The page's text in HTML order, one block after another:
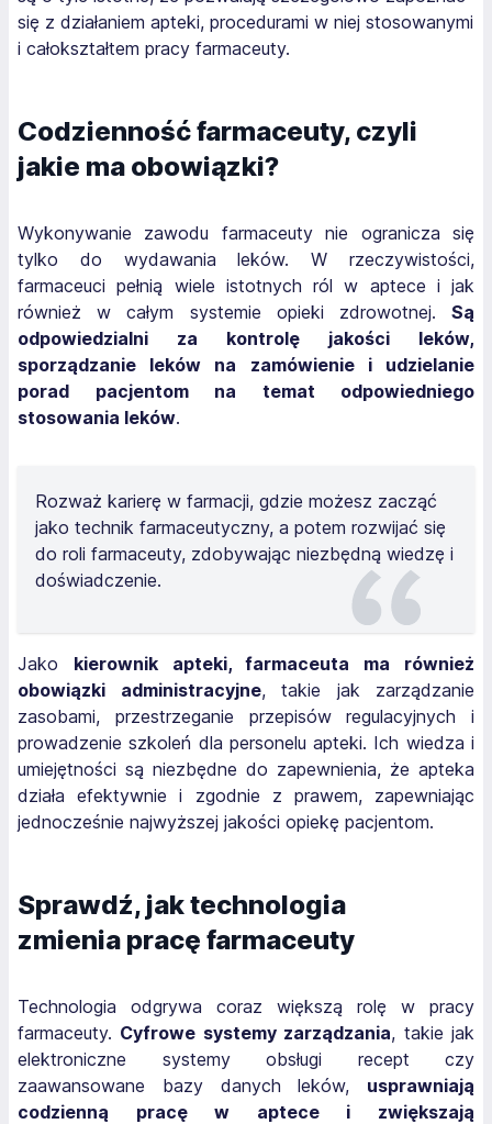
się z działaniem apteki, procedurami w niej stosowanymi
i całokształtem pracy farmaceuty.
Codzienność farmaceuty, czyli
jakie ma obowiązki?
Wykonywanie zawodu farmaceuty nie ogranicza się
tylko do wydawania leków. W rzeczywistości,
farmaceuci pełnią wiele istotnych ról w aptece i jak
również w całym systemie opieki zdrowotnej. Są
odpowiedzialni za kontrolę jakości leków,
sporządzanie leków na zamówienie i udzielanie
porad pacjentom na temat odpowiedniego
stosowania leków.
Rozważ karierę w farmacji, gdzie możesz zacząć
jako technik farmaceutyczny, a potem rozwijać się
do roli farmaceuty, zdobywając niezbędną wiedzę i
doświadczenie.
Jako kierownik apteki, farmaceuta ma również
obowiązki administracyjne, takie jak zarządzanie
zasobami, przestrzeganie przepisów regulacyjnych i
prowadzenie szkoleń dla personelu apteki. Ich wiedza i
umiejętności są niezbędne do zapewnienia, że apteka
działa efektywnie i zgodnie z prawem, zapewniając
jednocześnie najwyższej jakości opiekę pacjentom.
Sprawdź, jak technologia
zmienia pracę farmaceuty
Technologia odgrywa coraz większą rolę w pracy
farmaceuty. Cyfrowe systemy zarządzania, takie jak
elektroniczne systemy obsługi recept czy
zaawansowane bazy danych leków, usprawniają
codzienną pracę w aptece i zwiększają